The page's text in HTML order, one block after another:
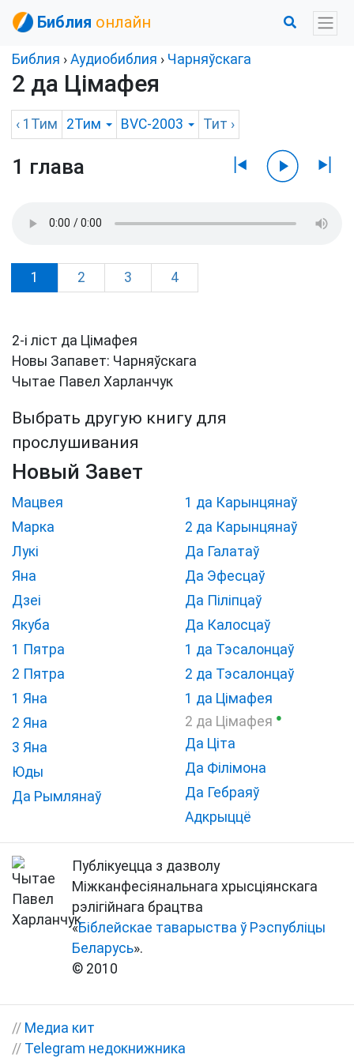
Библия онлайн
Библия › Аудиобиблия › Чарняўскага
2 да Цімафея
‹ 1Тим 2Тим BVC-2003 Тит ›
1 глава
1 2 3 4
2-i ліст да Цімафея
Новы Запавет: Чарняўскага
Чытае Павел Харланчук
Выбрать другую книгу для
прослушивания
Новый Завет
Мацвея
Марка
Лукі
Яна
Дзеі
Якуба
1 Пятра
2 Пятра
1 Яна
2 Яна
3 Яна
Юды
Да Рымлянаў
1 да Карынцянаў
2 да Карынцянаў
Да Галатаў
Да Эфесцаў
Да Піліпцаў
Да Калосцаў
1 да Тэсалонцаў
2 да Тэсалонцаў
1 да Цімафея
2 да Цімафея ●
Да Ціта
Да Філімона
Да Гебраяў
Адкрыццё
Публікуецца з дазволу
Міжканфесіянальнага хрысціянскага
рэлігійнага брацтва
«Біблейскае таварыства ў Рэспубліцы
Беларусь».
© 2010
// Медиа кит
// Telegram недокнижника